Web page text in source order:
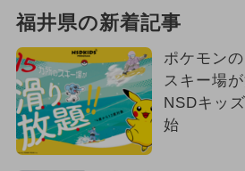
福井県の新着記事
ポケモン
スキー場
NSDキッ
始